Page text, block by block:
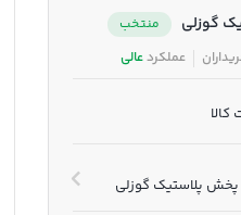
گوزلی
منتخب
عملکردعالی
پلاستیک گوزلی